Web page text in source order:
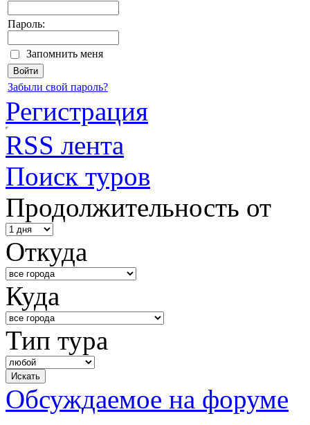
Пароль:
Запомнить меня
Забыли свой пароль?
Регистрация
RSS лента
Поиск туров
Продолжительность от
Откуда
Куда
Тип тура
Обсуждаемое на форуме